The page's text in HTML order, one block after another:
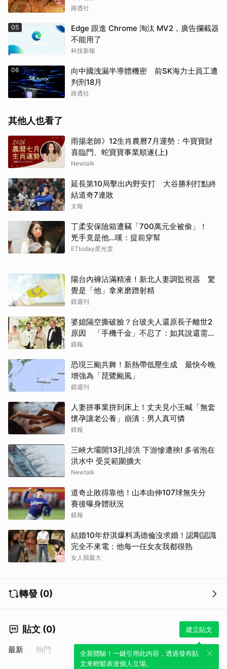
路透社
05
Edge 跟進 Chrome 淘汰 MV2，廣告攔截器
不能用了
科技新報
06
向中國洩漏半導體機密 前SK海力士員工遭
判刑18月
路透社
其他人也看了
雨揚老師》12生肖農曆7月運勢：牛寶寶財
喜臨門、蛇寶寶事業順遂(上)
Newtalk
延長第10局擊出內野安打 大谷勝利打點終
結道奇7連敗
太報
丁柔安保險箱遭竊「700萬元全被偷」！
兇手竟是他...嘆：提前穿幫
ETtoday星光雲
陽台內褲沾滿精液！新北人妻調監視器 驚
覺是「他」拿來磨蹭射精
鏡週刊
婆媳隔空撕破臉？台玻夫人還原長子離世2
原因 「手機千金」不忍了：如其說還需要
離開嗎？
鏡報
恐現三颱共舞！新熱帶低壓生成 最快今晚
增強為「琵鷺颱風」
鏡週刊
人妻拼事業拼到床上！丈夫見小王喊「無套
懷孕讓老公養」崩潰：男人真可憐
鏡報
三峽大壩開13孔排洪 下游慘遭殃! 多省泡在
洪水中 受災範圍擴大
Newtalk
道奇止敗得靠他！山本由伸107球無失分
賽後曝身體狀況
鏡報
結婚10年舒淇爆料馮德倫沒求婚！認剛認識
完全不來電：他每一任女友我都很熟
女人我最大
轉發 (0)
貼文 (0) 建立貼文
全新體驗！一鍵引用此內容，透過發布貼
文來輕鬆表達個人立場。
最新 熱門